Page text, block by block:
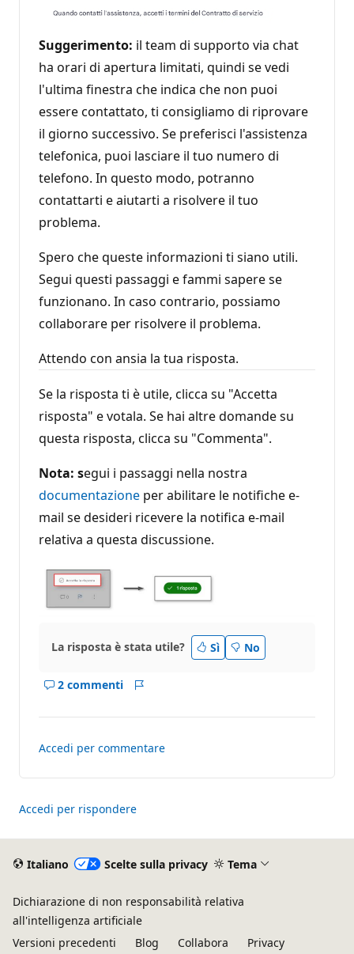
Suggerimento: il team di supporto via chat
ha orari di apertura limitati, quindi se vedi
l'ultima finestra che indica che non puoi
essere contattato, ti consigliamo di riprovare
il giorno successivo. Se preferisci l'assistenza
telefonica, puoi lasciare il tuo numero di
telefono. In questo modo, potranno
contattarti e aiutarti a risolvere il tuo
problema.
Spero che queste informazioni ti siano utili.
Segui questi passaggi e fammi sapere se
funzionano. In caso contrario, possiamo
collaborare per risolvere il problema.
Attendo con ansia la tua risposta.
Se la risposta ti è utile, clicca su "Accetta
risposta" e votala. Se hai altre domande su
questa risposta, clicca su "Commenta".
Nota: segui i passaggi nella nostra
documentazione per abilitare le notifiche e-
mail se desideri ricevere la notifica e-mail
relativa a questa discussione.
La risposta è stata utile? Sì No
2 commenti
Mostra
risposta
Accedi per commentare
Accedi per rispondere
Italiano Scelte sulla privacy Tema
Dichiarazione di non responsabilità relativa
all'intelligenza artificiale
Versioni precedenti
Blog Collabora Privacy